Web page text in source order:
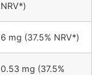
NRV*)
6 mg (37.5% NRV*)
0.53 mg (37.5%